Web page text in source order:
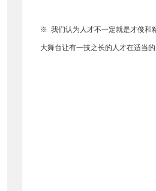
※ 我们认为人才不一定就是才俊和
大舞台让有一技之长的人才在适当